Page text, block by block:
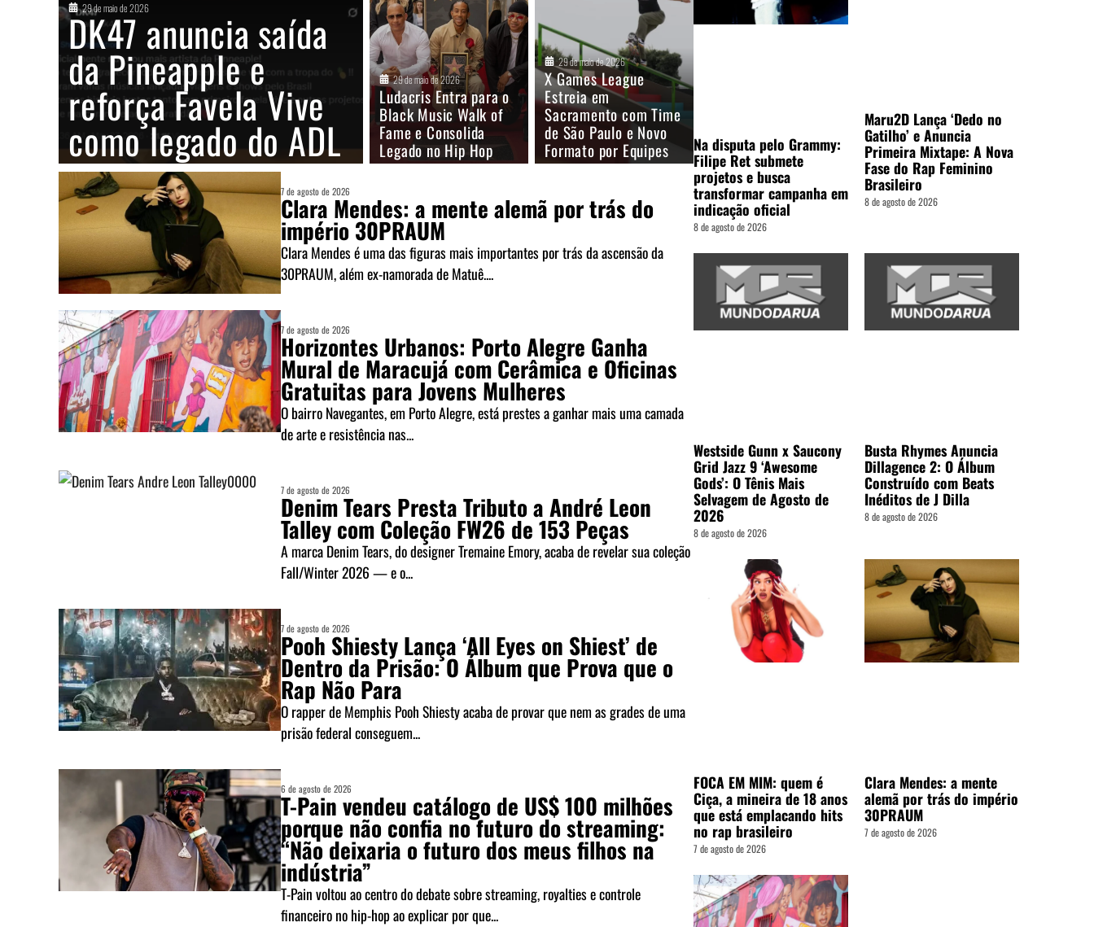
29 de maio de 2026
DK47 anuncia saída
da Pineapple e
reforça Favela Vive
como legado do ADL
29 de maio de 2026
Ludacris Entra para o
Black Music Walk of
Fame e Consolida
Legado no Hip Hop
29 de maio de 2026
X Games League
Estreia em
Sacramento com Time
de São Paulo e Novo
Formato por Equipes
7 de agosto de 2026
Clara Mendes: a mente alemã por trás do
império 30PRAUM
Clara Mendes é uma das figuras mais importantes por trás da ascensão da
30PRAUM, além ex-namorada de Matuê....
7 de agosto de 2026
Horizontes Urbanos: Porto Alegre Ganha
Mural de Maracujá com Cerâmica e Oficinas
Gratuitas para Jovens Mulheres
O bairro Navegantes, em Porto Alegre, está prestes a ganhar mais uma camada
de arte e resistência nas...
7 de agosto de 2026
Denim Tears Presta Tributo a André Leon
Talley com Coleção FW26 de 153 Peças
A marca Denim Tears, do designer Tremaine Emory, acaba de revelar sua coleção
Fall/Winter 2026 — e o...
7 de agosto de 2026
Pooh Shiesty Lança ‘All Eyes on Shiest’ de
Dentro da Prisão: O Álbum que Prova que o
Rap Não Para
O rapper de Memphis Pooh Shiesty acaba de provar que nem as grades de uma
prisão federal conseguem...
6 de agosto de 2026
T-Pain vendeu catálogo de US$ 100 milhões
porque não confia no futuro do streaming:
“Não deixaria o futuro dos meus filhos na
indústria”
T-Pain voltou ao centro do debate sobre streaming, royalties e controle
financeiro no hip-hop ao explicar por que...
Na disputa pelo Grammy:
Filipe Ret submete
projetos e busca
transformar campanha em
indicação oficial
8 de agosto de 2026
Maru2D Lança ‘Dedo no
Gatilho’ e Anuncia
Primeira Mixtape: A Nova
Fase do Rap Feminino
Brasileiro
8 de agosto de 2026
Westside Gunn x Saucony
Grid Jazz 9 ‘Awesome
Gods’: O Tênis Mais
Selvagem de Agosto de
2026
8 de agosto de 2026
Busta Rhymes Anuncia
Dillagence 2: O Álbum
Construído com Beats
Inéditos de J Dilla
8 de agosto de 2026
FOCA EM MIM: quem é
Ciça, a mineira de 18 anos
que está emplacando hits
no rap brasileiro
7 de agosto de 2026
Clara Mendes: a mente
alemã por trás do império
30PRAUM
7 de agosto de 2026